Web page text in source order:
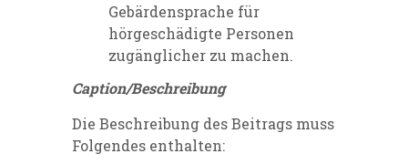
Gebärdensprache für
hörgeschädigte Personen
zugänglicher zu machen.
Caption/Beschreibung
Die Beschreibung des Beitrags muss
Folgendes enthalten: